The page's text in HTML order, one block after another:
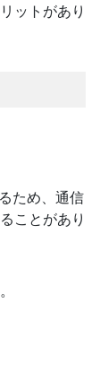
ットがあり
ため、通信
ことがあり